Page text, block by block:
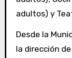
adultos) y
Desde la
la dirección